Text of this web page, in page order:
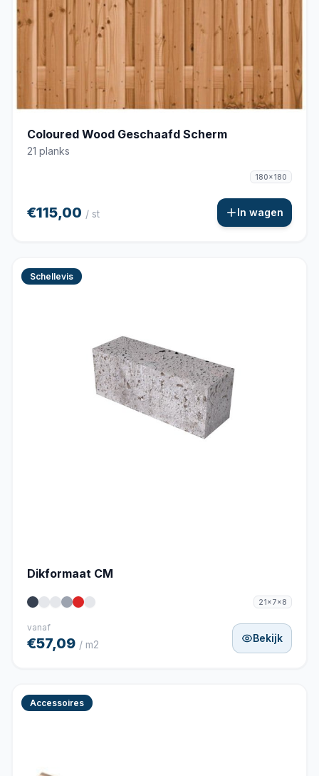
Coloured Wood Geschaafd Scherm
21 planks
180x180
€115,00 / st In wagen
Schellevis
Dikformaat CM
21x7x8
vanaf
€57,09 / m2
Bekijk
Accessoires